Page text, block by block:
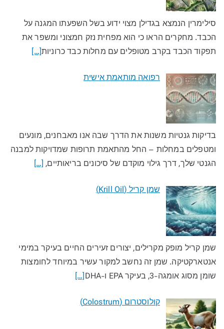
סילימרין הנמצא בגדילן מצוי ידוע בשל השפעתו המגנה על
הכבד. מחקרים הראו כי הוא מפחית נזק חמצוני ומשפר את
תפקוד הכבד בקרב מטופלים עם מחלות כבד כרוניות[…]
רפואה מותאמת אישית
בדיקות גנטיות משנות את הדרך שבה אנו מאבחנים, מונעים
ומטפלים במחלות – החל מהתאמת תרופות שמדויקות למבנה
הגנטי שלך, דרך גילוי מוקדם של סיכונים בריאותיים, […]
שמן קריל (Krill Oil)
שמן קריל מופק מקרילים, יצורים זעירים החיים בעיקר במימי
אנטארקטיקה. שמן זה נחשב למקור עשיר במיוחד לחומצות
שומן מסוג אומגה-3, בעיקר EPA ו-DHA
[…]
קולוסטרום (Colostrum)